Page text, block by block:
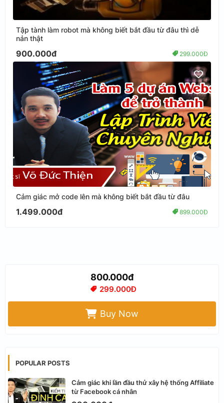
Tập tành làm robot mà không biết bắt đầu từ đâu thì dễ
nản thật
900.000đ 299.000Đ
Cảm giác mở code lên mà không biết bắt đầu từ đâu
1.499.000đ 899.000Đ
800.000đ
299.000Đ
Buy Now
POPULAR POSTS
Cảm giác khi lần đầu thử xây hệ thống Affiliate
từ Facebook cá nhân